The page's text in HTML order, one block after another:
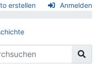
erstellen Anmelden